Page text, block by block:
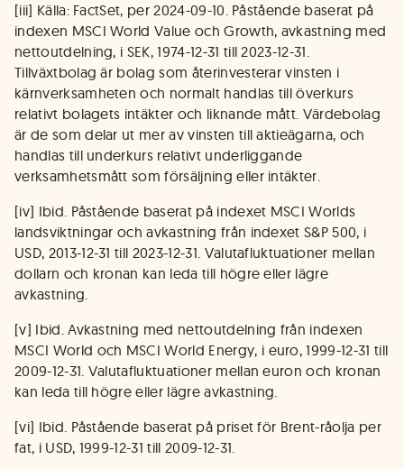
[iii] Källa: FactSet, per 2024-09-10. Påstående baserat på
indexen MSCI World Value och Growth, avkastning med
nettoutdelning, i SEK, 1974-12-31 till 2023-12-31.
Tillväxtbolag är bolag som återinvesterar vinsten i
kärnverksamheten och normalt handlas till överkurs
relativt bolagets intäkter och liknande mått. Värdebolag
är de som delar ut mer av vinsten till aktieägarna, och
handlas till underkurs relativt underliggande
verksamhetsmått som försäljning eller intäkter.
[iv] Ibid. Påstående baserat på indexet MSCI Worlds
landsviktningar och avkastning från indexet S&P 500, i
USD, 2013-12-31 till 2023-12-31. Valutafluktuationer mellan
dollarn och kronan kan leda till högre eller lägre
avkastning.
[v] Ibid. Avkastning med nettoutdelning från indexen
MSCI World och MSCI World Energy, i euro, 1999-12-31 till
2009-12-31. Valutafluktuationer mellan euron och kronan
kan leda till högre eller lägre avkastning.
[vi] Ibid. Påstående baserat på priset för Brent-råolja per
fat, i USD, 1999-12-31 till 2009-12-31.